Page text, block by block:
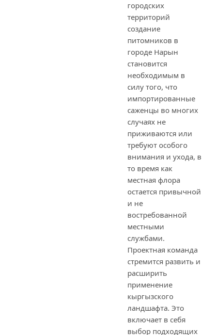
городских
территорий
создание
питомников в
городе Нарын
становится
необходимым в
силу того, что
импортированные
саженцы во многих
случаях не
приживаются или
требуют особого
внимания и ухода, в
то время как
местная флора
остается привычной
и не
востребованной
местными
службами.
Проектная команда
стремится развить и
расширить
применение
кыргызского
ландшафта. Это
включает в себя
выбор подходящих